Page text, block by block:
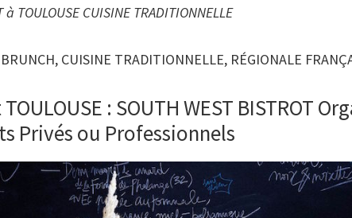
à TOULOUSE CUISINE TRADITIONNELLE
BRUNCH, CUISINE TRADITIONNELLE, RÉGIONALE
: SOUTH WEST BISTROT
Privés ou Professionnels